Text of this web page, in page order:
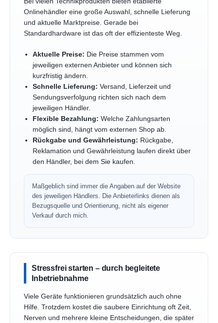
Onlinehändler eine große Auswahl, schnelle Lieferung
und aktuelle Marktpreise. Gerade bei
Standardhardware ist das oft der effizienteste Weg.
Aktuelle Preise: Die Preise stammen vom
jeweiligen externen Anbieter und können sich
kurzfristig ändern.
Schnelle Lieferung: Versand, Lieferzeit und
Sendungsverfolgung richten sich nach dem
jeweiligen Händler.
Flexible Bezahlung: Welche Zahlungsarten
möglich sind, hängt vom externen Shop ab.
Rückgabe und Gewährleistung: Rückgabe,
Reklamation und Gewährleistung laufen direkt über
den Händler, bei dem Sie kaufen.
Maßgeblich sind immer die Angaben auf der Website
des jeweiligen Händlers. Die Anbieterlinks dienen als
Bezugsquelle und Orientierung, nicht als eigener
Verkauf durch mich.
Stressfrei starten – durch begleitete
Inbetriebnahme
Viele Geräte funktionieren grundsätzlich auch ohne
Hilfe. Trotzdem kostet die saubere Einrichtung oft Zeit,
Nerven und mehrere kleine Entscheidungen, die später